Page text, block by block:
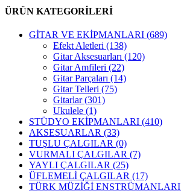
ÜRÜN KATEGORİLERİ
GİTAR VE EKİPMANLARI (689)
Efekt Aletleri (138)
Gitar Aksesuarları (120)
Gitar Amfileri (22)
Gitar Parçaları (14)
Gitar Telleri (75)
Gitarlar(301)
Ukulele (1)
STÜDYO EKİPMANLARI (410)
AKSESUARLAR (33)
TUŞLU ÇALGILAR (0)
VURMALI ÇALGILAR (7)
YAYLI ÇALGILAR (25)
ÜFLEMELİ ÇALGILAR (17)
TÜRK MÜZİĞİ ENSTRÜMANLARI